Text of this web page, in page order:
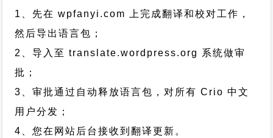
1、先在 wpfanyi.com 上完成翻译和校对工作，
然后导出语言包；
2、导入至 translate.wordpress.org 系统做审
批；
3、审批通过自动释放语言包，对所有 Crio 中文
用户分发；
4、您在网站后台接收到翻译更新。